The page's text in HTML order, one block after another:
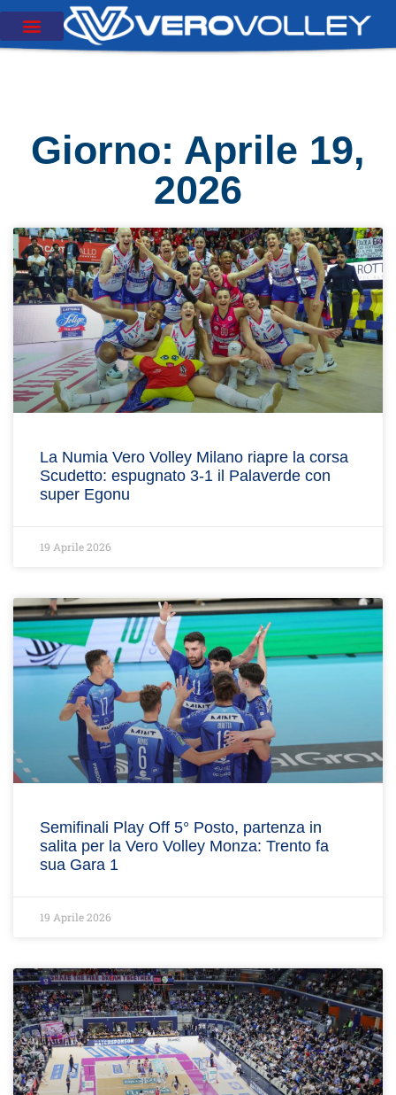
Giorno: Aprile 19,
2026
La Numia Vero Volley Milano riapre la corsa
Scudetto: espugnato 3-1 il Palaverde con
super Egonu
19 Aprile 2026
Semifinali Play Off 5° Posto, partenza in
salita per la Vero Volley Monza: Trento fa
sua Gara 1
19 Aprile 2026